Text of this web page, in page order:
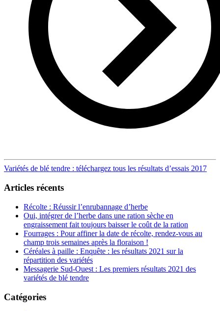
Post
navigation
Variétés de blé tendre : téléchargez tous les résultats d’essais 2017
Articles récents
Récolte : Réussir l’enrubannage d’herbe
Oui, intégrer de l’herbe dans une ration sèche en
engraissement fait toujours baisser le coût de la ration
Fourrages : Pour affiner la date de récolte, rendez-vous au
champ trois semaines après la floraison !
Céréales à paille : Enquête : les résultats 2021 sur la
répartition des variétés
Messagerie Sud-Ouest : Les premiers résultats 2021 des
variétés de blé tendre
Catégories